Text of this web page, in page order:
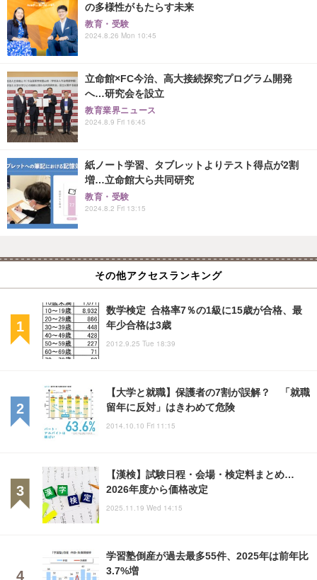
の多様性がもたらす未来
教育・受験
2024.8.26 Mon 10:45
立命館×FC今治、高大接続探究プログラム開発
へ…研究会を設立
教育業界ニュース
2024.8.9 Fri 16:45
紙ノート学習、タブレットよりテスト得点が2割
増…立命館大ら共同研究
教育・受験
2024.8.2 Fri 13:15
その他アクセスランキング
数学検定 合格率7％の1級に15歳が合格、最
年少合格は3歳
2012.9.25 Tue 18:39
【大学と就職】保護者の7割が誤解？ 「就職
留年に反対」はきわめて危険
2014.10.10 Fri 11:15
【漢検】試験日程・会場・検定料まとめ…
2026年度から価格改定
2025.11.19 Wed 14:15
学習塾倒産が過去最多55件、2025年は前年比
3.7%増